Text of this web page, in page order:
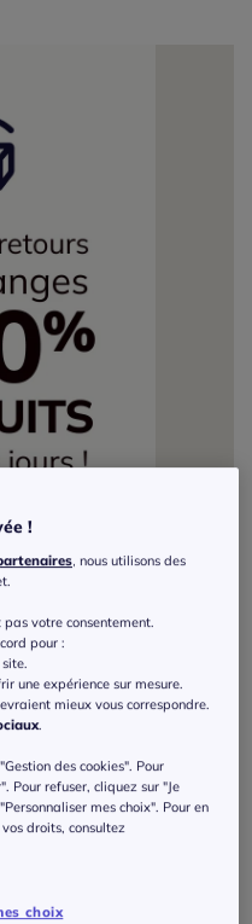
!
, nous utilisons des
votre consentement.
pour :
une expérience sur mesure.
mieux vous correspondre.
.
des cookies". Pour
Pour refuser, cliquez sur "Je
mes choix". Pour en
droits, consultez
choix